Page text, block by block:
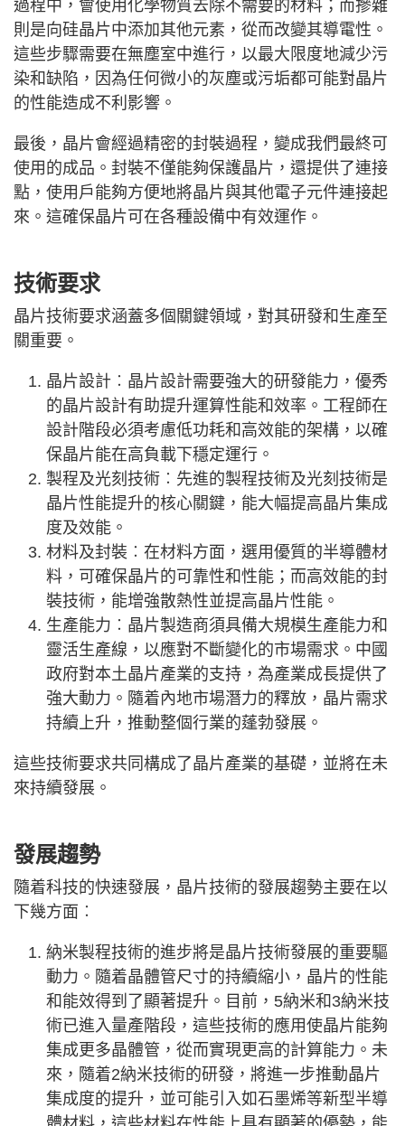
過程中，會使用化學物質去除不需要的材料；而摻雜
則是向硅晶片中添加其他元素，從而改變其導電性。
這些步驟需要在無塵室中進行，以最大限度地減少污
染和缺陷，因為任何微小的灰塵或污垢都可能對晶片
的性能造成不利影響。
最後，晶片會經過精密的封裝過程，變成我們最終可
使用的成品。封裝不僅能夠保護晶片，還提供了連接
點，使用戶能夠方便地將晶片與其他電子元件連接起
來。這確保晶片可在各種設備中有效運作。
技術要求
晶片技術要求涵蓋多個關鍵領域，對其研發和生產至
關重要。
晶片設計︰晶片設計需要強大的研發能力，優秀
的晶片設計有助提升運算性能和效率。工程師在
設計階段必須考慮低功耗和高效能的架構，以確
保晶片能在高負載下穩定運行。
製程及光刻技術︰先進的製程技術及光刻技術是
晶片性能提升的核心關鍵，能大幅提高晶片集成
度及效能。
材料及封裝︰在材料方面，選用優質的半導體材
料，可確保晶片的可靠性和性能；而高效能的封
裝技術，能增強散熱性並提高晶片性能。
生產能力︰晶片製造商須具備大規模生產能力和
靈活生產線，以應對不斷變化的市場需求。中國
政府對本土晶片產業的支持，為產業成長提供了
強大動力。隨着內地市場潛力的釋放，晶片需求
持續上升，推動整個行業的蓬勃發展。
這些技術要求共同構成了晶片產業的基礎，並將在未
來持續發展。
發展趨勢
隨着科技的快速發展，晶片技術的發展趨勢主要在以
下幾方面︰
納米製程技術的進步將是晶片技術發展的重要驅
動力。隨着晶體管尺寸的持續縮小，晶片的性能
和能效得到了顯著提升。目前，5納米和3納米技
術已進入量產階段，這些技術的應用使晶片能夠
集成更多晶體管，從而實現更高的計算能力。未
來，隨着2納米技術的研發，將進一步推動晶片
集成度的提升，並可能引入如石墨烯等新型半導